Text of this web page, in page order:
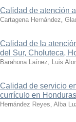
Calidad de atención
Cartagena Hernández,
Calidad de la
del Sur, Choluteca,
Barahona Laínez, Luis
Calidad de servicio
currículo en
Hernández Reyes, Alba